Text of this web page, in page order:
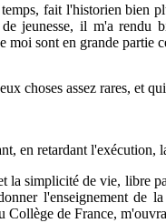
fait l'historien
jeunesse, il m'a rendu
moi sont en grande partie
choses assez rares, et
en retardant
la simplicité de vie, libre
l'enseignement de
Collège de France,